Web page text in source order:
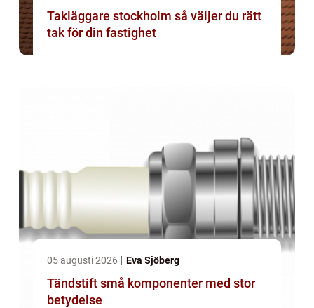
Takläggare stockholm så väljer du rätt
tak för din fastighet
05 augusti 2026 Eva Sjöberg
Tändstift små komponenter med stor
betydelse